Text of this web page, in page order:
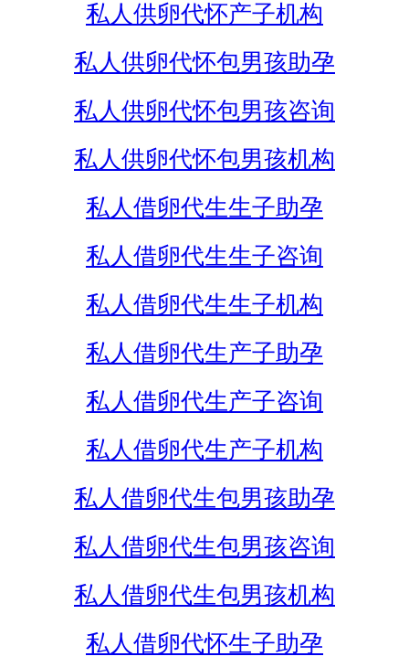
私人供卵代怀产子机构
私人供卵代怀包男孩助孕
私人供卵代怀包男孩咨询
私人供卵代怀包男孩机构
私人借卵代生生子助孕
私人借卵代生生子咨询
私人借卵代生生子机构
私人借卵代生产子助孕
私人借卵代生产子咨询
私人借卵代生产子机构
私人借卵代生包男孩助孕
私人借卵代生包男孩咨询
私人借卵代生包男孩机构
私人借卵代怀生子助孕